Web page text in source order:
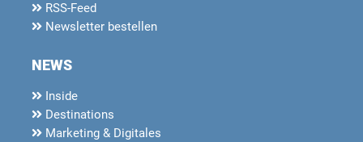
RSS-Feed
Newsletter bestellen
NEWS
Inside
Destinations
Marketing & Digitales